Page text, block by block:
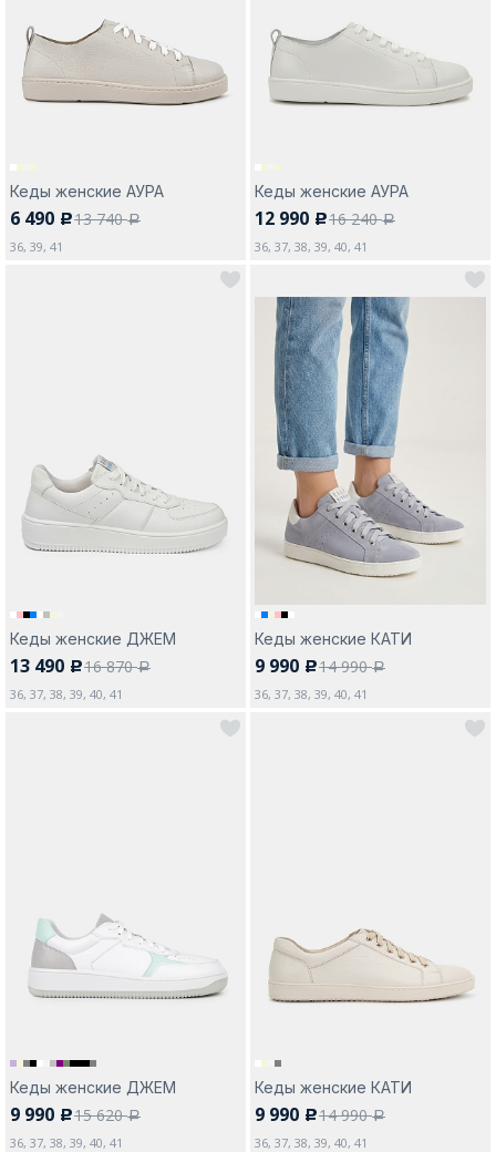
Кеды женские АУРА
6 490 c13 740a
36, 39, 41
Кеды женские АУРА
12 990 c16 240a
36, 37, 38, 39, 40, 41
Кеды женские ДЖЕМ
13 490 c16 870a
36, 37, 38, 39, 40, 41
Кеды женские КАТИ
9 990 c14 990a
36, 37, 38, 39, 40, 41
Кеды женские ДЖЕМ
9 990 c15 620a
36, 37, 38, 39, 40, 41
Кеды женские КАТИ
9 990 c14 990a
36, 37, 38, 39, 40, 41